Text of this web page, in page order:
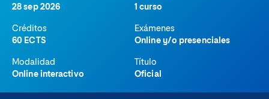
28 sep 2026
1 curso
Créditos
60 ECTS
Exámenes
Online y/o presenciales
Modalidad
Online interactivo
Título
Oficial